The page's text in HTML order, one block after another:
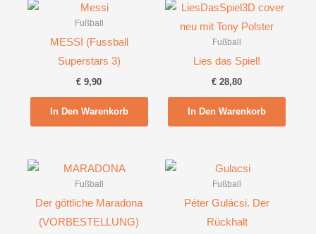
Fußball
MESSI (Fussball
Superstars 3)
€ 9,90
In Den Warenkorb
Fußball
Lies das Spiel!
€ 28,80
In Den Warenkorb
Fußball
Der göttliche Maradona
(VORBESTELLUNG)
Fußball
Péter Gulácsi. Der
Rückhalt